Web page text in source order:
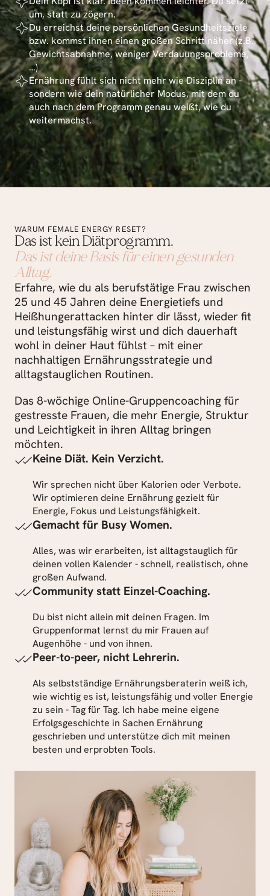
um, statt zu zögern.
Du erreichst deine persönlichen Gesundheitsziele
bzw. kommst ihnen einen großen Schritt näher (z.B.
Gewichtsabnahme, weniger Verdauungsprobleme,
…)
Ernährung fühlt sich nicht mehr wie Disziplin an -
sondern wie dein natürlicher Modus, mit dem du
auch nach dem Programm genau weißt, wie du
weitermachst.
WARUM FEMALE ENERGY RESET?
Das ist kein Diätprogramm.
Das ist deine Basis für einen gesunden
Alltag.
Erfahre, wie du als berufstätige Frau zwischen
25 und 45 Jahren deine Energietiefs und
Heißhungerattacken hinter dir lässt, wieder fit
und leistungsfähig wirst und dich dauerhaft
wohl in deiner Haut fühlst – mit einer
nachhaltigen Ernährungsstrategie und
alltagstauglichen Routinen.
Das 8-wöchige Online-Gruppencoaching für
gestresste Frauen, die mehr Energie, Struktur
und Leichtigkeit in ihren Alltag bringen
möchten.
Keine Diät. Kein Verzicht.
Wir sprechen nicht über Kalorien oder Verbote.
Wir optimieren deine Ernährung gezielt für
Energie, Fokus und Leistungsfähigkeit.
Gemacht für Busy Women.
Alles, was wir erarbeiten, ist alltagstauglich für
deinen vollen Kalender - schnell, realistisch, ohne
großen Aufwand.
Community statt Einzel-Coaching.
Du bist nicht allein mit deinen Fragen. Im
Gruppenformat lernst du mir Frauen auf
Augenhöhe - und von ihnen.
Peer-to-peer, nicht Lehrerin.
Als selbstständige Ernährungsberaterin weiß ich,
wie wichtig es ist, leistungsfähig und voller Energie
zu sein - Tag für Tag. Ich habe meine eigene
Erfolgsgeschichte in Sachen Ernährung
geschrieben und unterstütze dich mit meinen
besten und erprobten Tools.